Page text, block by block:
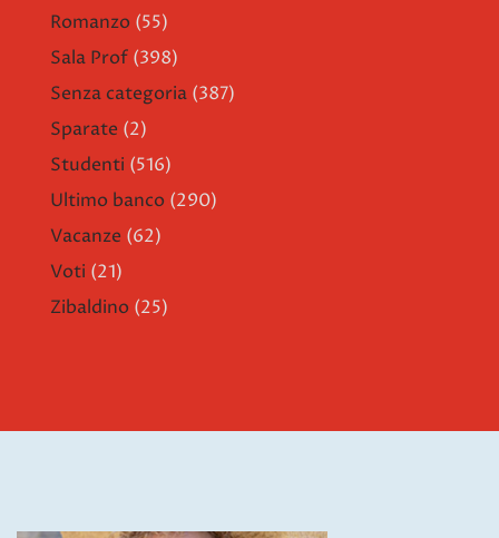
Romanzo (55)
Sala Prof (398)
Senza categoria (387)
Sparate (2)
Studenti (516)
Ultimo banco (290)
Vacanze (62)
Voti (21)
Zibaldino (25)